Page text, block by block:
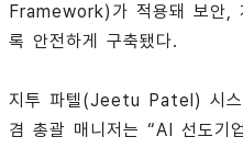
Framework)가 적용돼 보안,
록 안전하게 구축됐다.
지투 파텔(Jeetu Patel) 시스
겸 총괄 매니저는 “AI 선도기